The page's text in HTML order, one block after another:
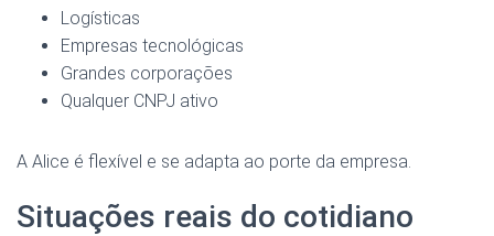
Logísticas
Empresas tecnológicas
Grandes corporações
Qualquer CNPJ ativo
A Alice é flexível e se adapta ao porte da empresa.
Situações reais do cotidiano